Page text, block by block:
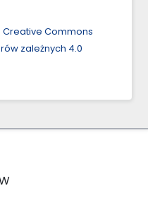
Creative Commons
zależnych 4.0